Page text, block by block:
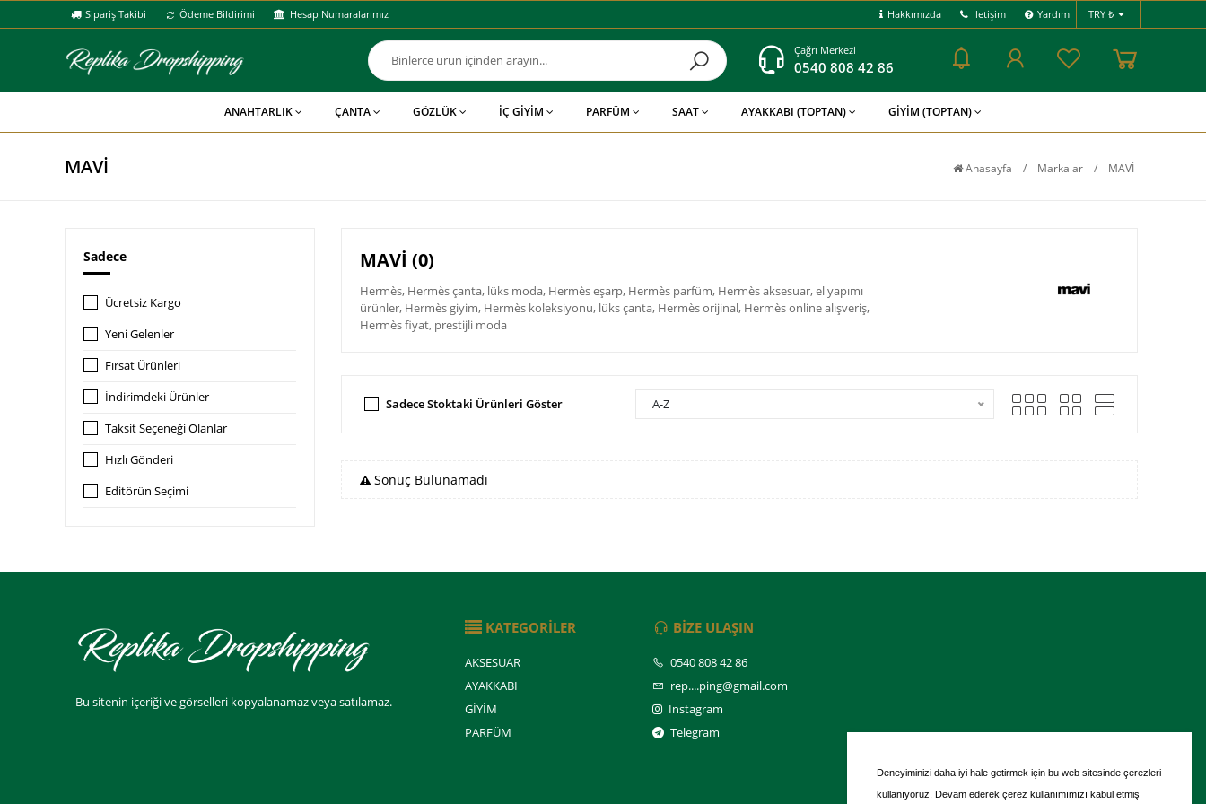
Deneyiminizi daha iyi hale getirmek için bu web sitesinde çerezleri
kullanıyoruz. Devam ederek çerez kullanımımızı kabul etmiş
Sipariş Takibi Ödeme Bildirimi Hesap Numaralarımız Hakkımızda İletişim Yardım TRY ₺
Çağrı Merkezi
0540 808 42 86
ANAHTARLIK ÇANTA GÖZLÜK İÇ GİYİM PARFÜM SAAT AYAKKABI (TOPTAN) GİYİM (TOPTAN)
MAVİ Anasayfa / Markalar / MAVİ
Sadece
Ücretsiz Kargo
Yeni Gelenler
Fırsat Ürünleri
İndirimdeki Ürünler
Taksit Seçeneği Olanlar
Hızlı Gönderi
Editörün Seçimi
MAVİ (0)
Hermès, Hermès çanta, lüks moda, Hermès eşarp, Hermès parfüm, Hermès aksesuar, el yapımı
ürünler, Hermès giyim, Hermès koleksiyonu, lüks çanta, Hermès orijinal, Hermès online alışveriş,
Hermès fiyat, prestijli moda
Sadece Stoktaki Ürünleri Göster A-Z
Sonuç Bulunamadı
Bu sitenin içeriği ve görselleri kopyalanamaz veya satılamaz.
KATEGORİLER
AKSESUAR
AYAKKABI
GİYİM
PARFÜM
BİZE ULAŞIN
0540 808 42 86
rep....ping@gmail.com
Instagram
Telegram